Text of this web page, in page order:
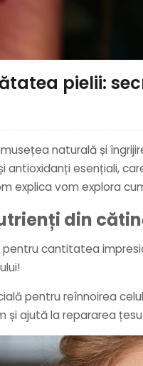
pielii:
naturală și
antioxidanți esențiali,
explica vom explora
din
cantitatea
pentru reînnoirea
și ajută la repararea